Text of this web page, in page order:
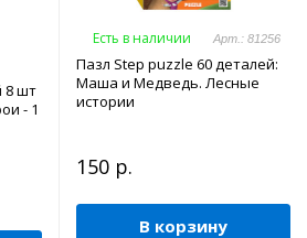
8 шт
- 1
Есть в наличии Арт.: 81256
Пазл Step puzzle 60 деталей:
Маша и Медведь. Лесные
истории
150 р.
В корзину